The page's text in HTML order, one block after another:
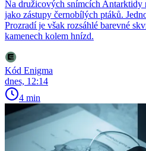
Na družicových snímcích Antarktidy
jako zástupy černobílých ptáků.
Prozradí je však rozsáhlé barevné
kamenech kolem hnízd.
Kód Enigma
dnes, 12:14
4 min